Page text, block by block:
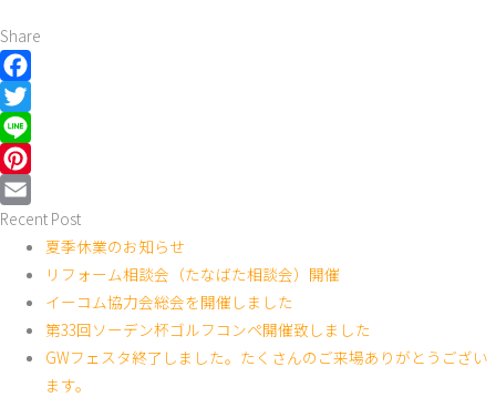
Share
Facebook
Twitter
Line
Pinterest
Email
Recent Post
夏季休業のお知らせ
リフォーム相談会（たなばた相談会）開催
イーコム協力会総会を開催しました
第33回ソーデン杯ゴルフコンペ開催致しました
GWフェスタ終了しました。たくさんのご来場ありがとうござい
ます。